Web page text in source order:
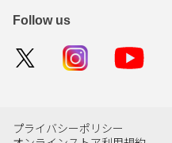
Follow us
プライバシーポリシー